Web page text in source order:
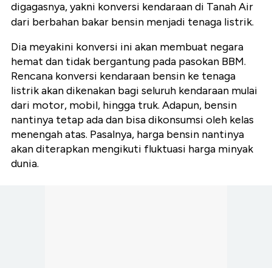
digagasnya, yakni konversi kendaraan di Tanah Air
dari berbahan bakar bensin menjadi tenaga listrik.
Dia meyakini konversi ini akan membuat negara
hemat dan tidak bergantung pada pasokan BBM.
Rencana konversi kendaraan bensin ke tenaga
listrik akan dikenakan bagi seluruh kendaraan mulai
dari motor, mobil, hingga truk. Adapun, bensin
nantinya tetap ada dan bisa dikonsumsi oleh kelas
menengah atas. Pasalnya, harga bensin nantinya
akan diterapkan mengikuti fluktuasi harga minyak
dunia.